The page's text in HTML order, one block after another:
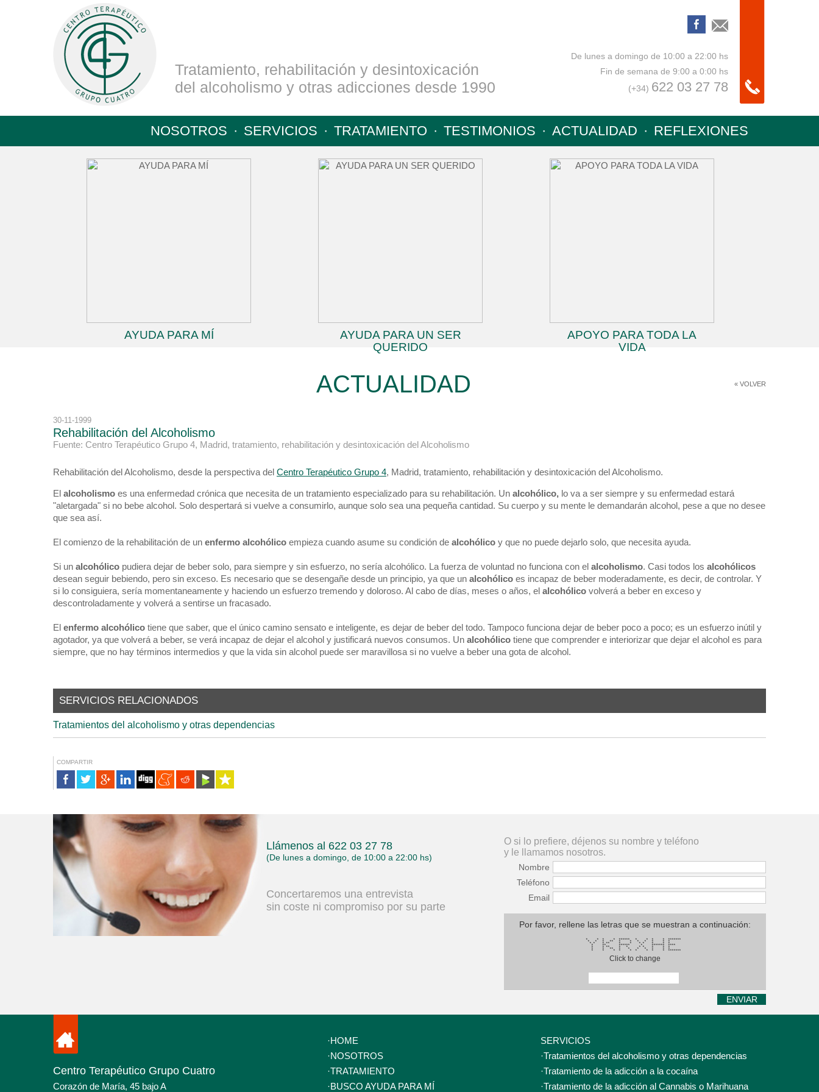
Tratamiento, rehabilitación y desintoxicación
del alcoholismo y otras adicciones desde 1990
De lunes a domingo de 10:00 a 22:00 hs
Fin de semana de 9:00 a 0:00 hs
(+34) 622 03 27 78
NOSOTROS · SERVICIOS · TRATAMIENTO · TESTIMONIOS · ACTUALIDAD · REFLEXIONES
AYUDA PARA MÍ
AYUDA PARA UN SER
QUERIDO
APOYO PARA TODA LA
VIDA
« VOLVER
ACTUALIDAD
30-11-1999
Rehabilitación del Alcoholismo
Fuente: Centro Terapéutico Grupo 4, Madrid, tratamiento, rehabilitación y desintoxicación del Alcoholismo
Rehabilitación del Alcoholismo, desde la perspectiva del Centro Terapéutico Grupo 4, Madrid, tratamiento, rehabilitación y desintoxicación del Alcoholismo.
El alcoholismo es una enfermedad crónica que necesita de un tratamiento especializado para su rehabilitación. Un alcohólico, lo va a ser siempre y su enfermedad estará
"aletargada" si no bebe alcohol. Solo despertará si vuelve a consumirlo, aunque solo sea una pequeña cantidad. Su cuerpo y su mente le demandarán alcohol, pese a que no desee
que sea así.
El comienzo de la rehabilitación de un enfermo alcohólico empieza cuando asume su condición de alcohólico y que no puede dejarlo solo, que necesita ayuda.
Si un alcohólico pudiera dejar de beber solo, para siempre y sin esfuerzo, no sería alcohólico. La fuerza de voluntad no funciona con el alcoholismo. Casi todos los alcohólicos
desean seguir bebiendo, pero sin exceso. Es necesario que se desengañe desde un principio, ya que un alcohólico es incapaz de beber moderadamente, es decir, de controlar. Y
si lo consiguiera, sería momentaneamente y haciendo un esfuerzo tremendo y doloroso. Al cabo de días, meses o años, el alcohólico volverá a beber en exceso y
descontroladamente y volverá a sentirse un fracasado.
El enfermo alcohólico tiene que saber, que el único camino sensato e inteligente, es dejar de beber del todo. Tampoco funciona dejar de beber poco a poco; es un esfuerzo inútil y
agotador, ya que volverá a beber, se verá incapaz de dejar el alcohol y justificará nuevos consumos. Un alcohólico tiene que comprender e interiorizar que dejar el alcohol es para
siempre, que no hay términos intermedios y que la vida sin alcohol puede ser maravillosa si no vuelve a beber una gota de alcohol.
SERVICIOS RELACIONADOS
Tratamientos del alcoholismo y otras dependencias
COMPARTIR
Llámenos al 622 03 27 78
(De lunes a domingo, de 10:00 a 22:00 hs)
Concertaremos una entrevista
sin coste ni compromiso por su parte
O si lo prefiere, déjenos su nombre y teléfono
y le llamamos nosotros.
Nombre
Teléfono
Email
Por favor, rellene las letras que se muestran a continuación:
* * * * ****** * * * * *******
* * * ** * * * * * * *
* * * ** * * * * * * *
* ** ****** * ******* ****
* * ** * * * * * * *
* * ** * * * * * * *
* * * * * * * * * *******
Click to change
Centro Terapéutico Grupo Cuatro
Corazón de María, 45 bajo A
·HOME
·NOSOTROS
·TRATAMIENTO
·BUSCO AYUDA PARA MÍ
SERVICIOS
·Tratamientos del alcoholismo y otras dependencias
·Tratamiento de la adicción a la cocaína
·Tratamiento de la adicción al Cannabis o Marihuana